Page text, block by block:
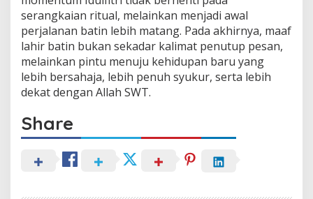
serangkaian ritual, melainkan menjadi awal
perjalanan batin lebih matang. Pada akhirnya, maaf
lahir batin bukan sekadar kalimat penutup pesan,
melainkan pintu menuju kehidupan baru yang
lebih bersahaja, lebih penuh syukur, serta lebih
dekat dengan Allah SWT.
Share